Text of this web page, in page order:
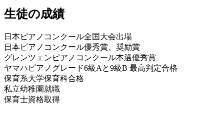
生徒の成績
日本ピアノコンクール全国大会出場
日本ピアノコンクール優秀賞、奨励賞
グレンツェンピアノコンクール本選優秀賞
ヤマハピアノグレード6級Aと9級B 最高判定合格
保育系大学保育科合格
私立幼稚園就職
保育士資格取得